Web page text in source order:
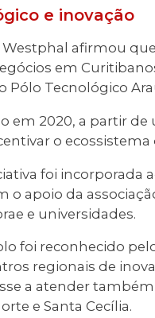
e inovação
Westphal afirmou
em
Pólo Tecnológico
em 2020, a partir
o
foi incorporada
o apoio da
e universidades.
foi reconhecido
regionais de
a atender
e Santa Cecília.